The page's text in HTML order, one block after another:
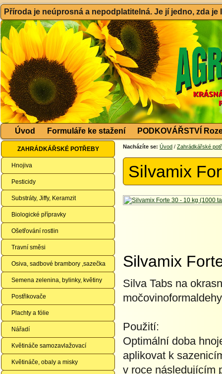
Příroda je neúprosná a nepodplatitelná. Je jí jedno, zda
Úvod Formuláře ke stažení PODKOVÁŘSTVÍ
ZAHRÁDKÁŘSKÉ POTŘEBY
Hnojiva
Pesticidy
Substráty, Jiffy, Keramzit
Biologické přípravky
Ošetřování rostlin
Travní směsi
Osiva, sadbové brambory ,sazečka
Semena zelenina, bylinky, květiny
Postřikovače
Plachty a fólie
Nářadí
Květináče samozavlažovací
Květináče, obaly a misky
Nacházíte se: Úvod / Zahrádkářské
Silvamix
Silvamix
Silva Tabs na
Použití:
Optimální doba
aplikovat k
v roce následujícím